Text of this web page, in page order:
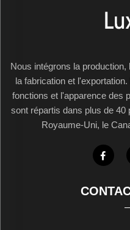
Nous intégrons la
la fabrication et
fonctions et l'apparence des
sont répartis dans plus de
Royaume-Uni, le